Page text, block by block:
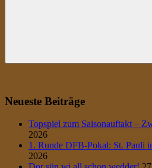
Neueste Beiträge
Topspiel zum Saisonauftakt –
2026
1. Runde DFB-Pokal: St. Pauli
2026